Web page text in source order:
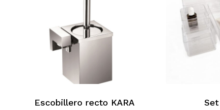
Escobillero recto KARA